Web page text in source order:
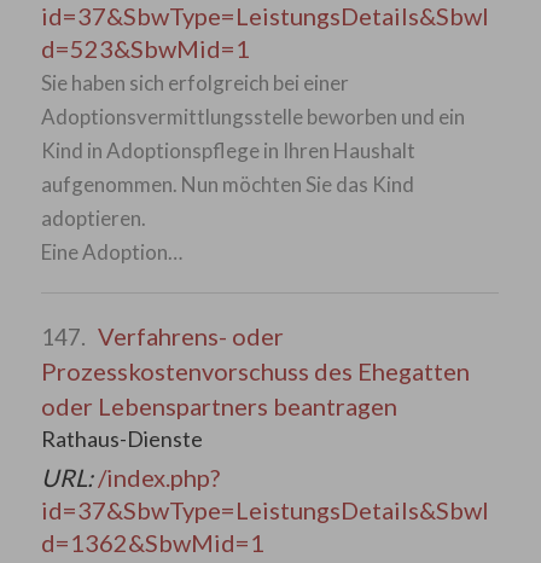
id=37&SbwType=LeistungsDetails&SbwI
d=523&SbwMid=1
Sie haben sich erfolgreich bei einer
Adoptionsvermittlungsstelle beworben und ein
Kind in Adoptionspflege in Ihren Haushalt
aufgenommen. Nun möchten Sie das Kind
adoptieren.
Eine Adoption…
147. Verfahrens- oder
Prozesskostenvorschuss des Ehegatten
oder Lebenspartners beantragen
Rathaus-Dienste
URL:/index.php?
id=37&SbwType=LeistungsDetails&SbwI
d=1362&SbwMid=1